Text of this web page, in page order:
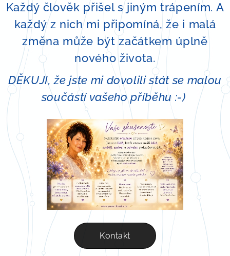
Každý člověk přišel s jiným trápením. A
každý z nich mi připomíná, že i malá
změna může být začátkem úplně
nového života.
DĚKUJI, že jste mi dovolili stát se malou
součástí vašeho příběhu :-)
Kontakt